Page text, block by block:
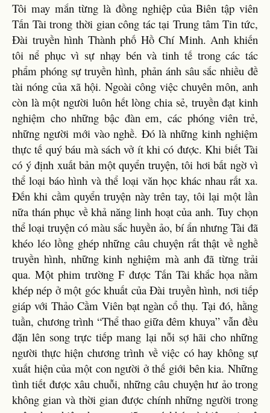
Tôi may mắn từng là đồng nghiệp của Biên tập viên
Tấn Tài trong thời gian công tác tại Trung tâm Tin tức,
Đài truyền hình Thành phố Hồ Chí Minh. Anh khiến
tôi nể phục vì sự nhạy bén và tinh tế trong các tác
phẩm phóng sự truyền hình, phản ánh sâu sắc nhiều đề
tài nóng của xã hội. Ngoài công việc chuyên môn, anh
còn là một người luôn hết lòng chia sẻ, truyền đạt kinh
nghiệm cho những bậc đàn em, các phóng viên trẻ,
những người mới vào nghề. Đó là những kinh nghiệm
thực tế quý báu mà sách vở ít khi có được. Khi biết Tài
có ý định xuất bản một quyển truyện, tôi hơi bất ngờ vì
thể loại báo hình và thể loại văn học khác nhau rất xa.
Đến khi cầm quyển truyện này trên tay, tôi lại một lần
nữa thán phục về khả năng linh hoạt của anh. Tuy chọn
thể loại truyện có màu sắc huyền ảo, bí ẩn nhưng Tài đã
khéo léo lồng ghép những câu chuyện rất thật về nghề
truyền hình, những kinh nghiệm mà anh đã từng trải
qua. Một phim trường F được Tấn Tài khắc họa nằm
khép nép ở một góc khuất của Đài truyền hình, nơi tiếp
giáp với Thảo Cầm Viên bạt ngàn cổ thụ. Tại đó, hằng
tuần, chương trình “Thể thao giữa đêm khuya” vẫn đều
đặn lên song trực tiếp mang lại nỗi sợ hãi cho những
người thực hiện chương trình về việc có hay không sự
xuất hiện của một con người ở thế giới bên kia. Những
tình tiết được xâu chuỗi, những câu chuyện hư ảo trong
không gian và thời gian được chính những người trong